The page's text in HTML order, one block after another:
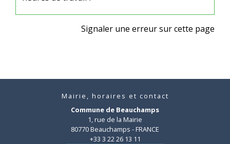
Signaler une erreur sur cette page
Mairie, horaires et contact
Commune de Beauchamps
1, rue de la Mairie
80770 Beauchamps - FRANCE
+33 3 22 26 13 11